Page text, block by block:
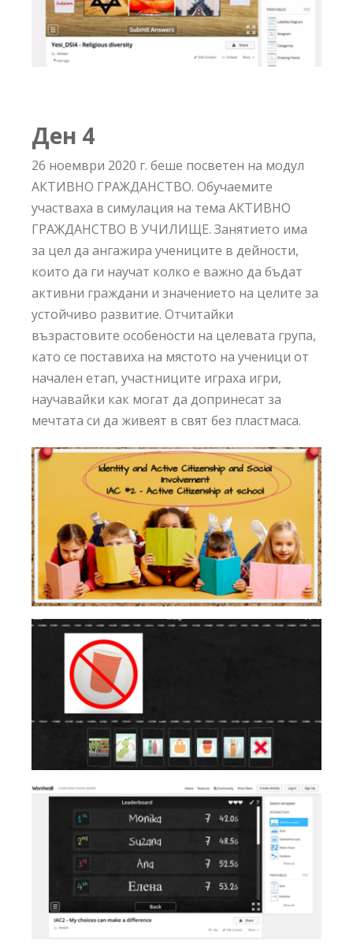
Ден 4
26 ноември 2020 г. беше посветен на модул
АКТИВНО ГРАЖДАНСТВО. Обучаемите
участваха в симулация на тема АКТИВНО
ГРАЖДАНСТВО В УЧИЛИЩЕ. Занятието има
за цел да ангажира учениците в дейности,
които да ги научат колко е важно да бъдат
активни граждани и значението на целите за
устойчиво развитие. Отчитайки
възрастовите особености на целевата група,
като се поставиха на мястото на ученици от
начален етап, участниците играха игри,
научавайки как могат да допринесат за
мечтата си да живеят в свят без пластмаса.